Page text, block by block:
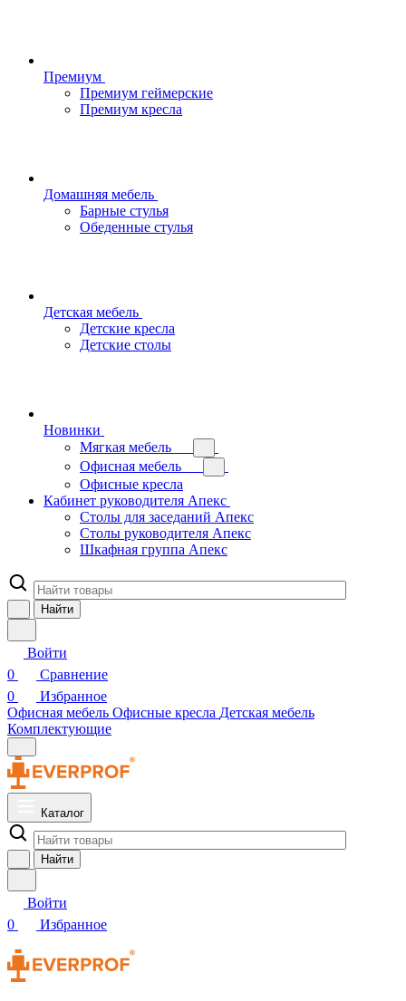
Премиум
Премиум геймерские
Премиум кресла
Домашняя мебель
Барные стулья
Обеденные стулья
Детская мебель
Детские кресла
Детские столы
Новинки
Мягкая мебель
Офисная мебель
Офисные кресла
Кабинет руководителя Апекс
Столы для заседаний Апекс
Столы руководителя Апекс
Шкафная группа Апекс
Найти
Войти
0
Сравнение
0
Избранное
Офисная мебель Офисные кресла Детская мебель
Комплектующие
Каталог
Найти
Войти
0
Избранное